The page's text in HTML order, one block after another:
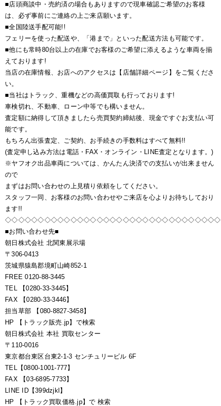
■店頭商談中・売約済の場合もありますので現車確認ご希望のお客様
は、必ず事前にご連絡の上ご来店願います。
■全国陸送手配可能!!
フェリーを使った配送や、「港まで」といった配送方法も可能です。
■他にも常時80台以上の在庫でお客様のご希望に添えるような車両を揃
えております!
当店の在庫情報、お店へのアクセスは【店舗詳細ページ】をご覧くださ
い。
■当社はトラック、重機などの高価買取も行っております!
車検切れ、不動車、ローン中等でも構いません。
査定額に納得して頂きましたら売買契約締結後、現金ですぐお支払い可
能です。
もちろん出張査定、ご契約、お手続きの手数料はすべて無料!!
(査定申し込み方法は電話・FAX・オンライン・LINE査定となります。)
※ヤフオク出品車両については、かんたん決済での支払いが出来ません
ので
まずはお問い合わせの上見積り依頼をしてください。
スタッフ一同、お客様のお問い合わせやご来店を心よりお待ちしており
ます!!
■お問い合わせ先■
朝日株式会社 北関東展示場
〒306-0413
茨城県猿島郡境町山崎852-1
FREE 0120-88-3445
TEL 【0280-33-3445】
FAX 【0280-33-3446】
担当草部 【080-8827-3458】
HP 【トラック販売.jp】で検索
朝日株式会社 本社 買取センター
〒110-0016
東京都台東区台東2-1-3 センチュリービル 6F
TEL【0800-1001-777】
FAX 【03-6895-7733】
LINE ID【399dzjkl】
HP 【トラック買取価格.jp】で 検索